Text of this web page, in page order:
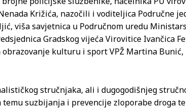
Križića, nazočili i voditeljica Područne
viša savjetnica u Područnom uredu
Gradskog vijeća Virovitice Ivančica
obrazovanje kulturu i sport VPŽ Martina
stručnjaka, ali i dugogodišnjeg
suzbijanja i prevencije zloporabe droga